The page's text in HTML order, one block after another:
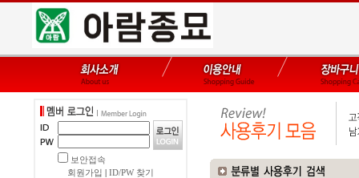
보안접속
회원가입
ID/PW 찾기